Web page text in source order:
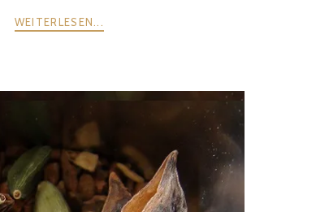
WEITERLESEN...